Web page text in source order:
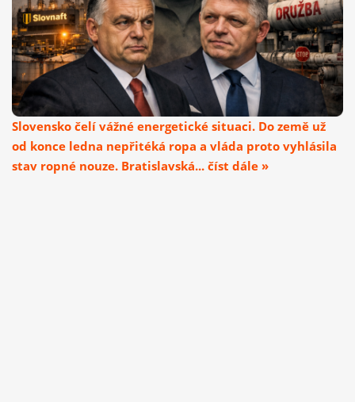
Slovensko čelí vážné energetické situaci. Do země už
od konce ledna nepřitéká ropa a vláda proto vyhlásila
stav ropné nouze. Bratislavská... číst dále »